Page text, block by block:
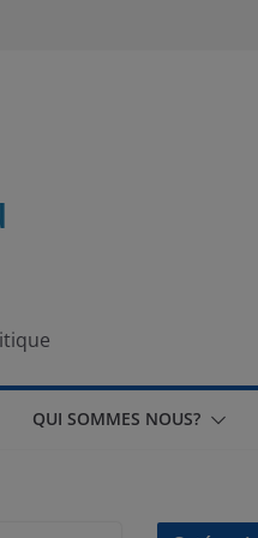
QUI SOMMES NOUS?